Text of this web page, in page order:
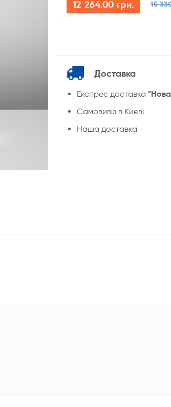
12 264.00 грн. 15
Доставка
Експрес доставка
Cамовивіз в Києві
Наша доставка